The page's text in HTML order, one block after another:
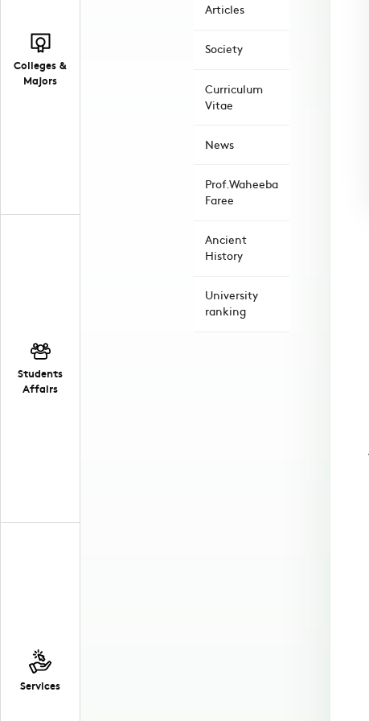
Colleges &
Majors
Students
Affairs
Services
Articles
Society
Curriculum
Vitae
News
Prof.Waheeba
Faree
Ancient
History
University
ranking